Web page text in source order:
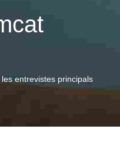
entrevistes principals